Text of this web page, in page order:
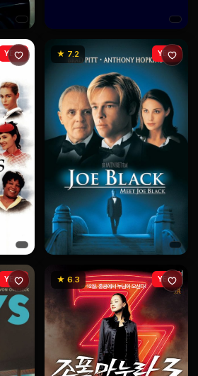
YENİ ★ 7.2 YENİ
YENİ ★ 6.3 YENİ